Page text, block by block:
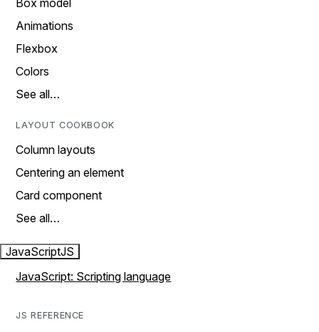
Box model
Animations
Flexbox
Colors
See all…
LAYOUT COOKBOOK
Column layouts
Centering an element
Card component
See all…
JavaScriptJS
JavaScript: Scripting language
JS REFERENCE